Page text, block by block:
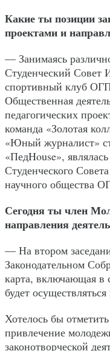
Какие ты позиции
проектами и
— Занимаясь
Студенческий Совет
спортивный клуб
Общественная
педагогических
команда «Золотая
«Юный журналист»
«ПедHouse»,
Студенческого
научного общества
Сегодня ты член
направления
— На втором
Законодательном
карта, включающая
будет
Хотелось бы
привлечение
законотворческой